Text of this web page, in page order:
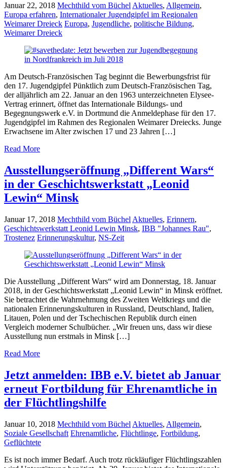
Januar 22, 2018 Mechthild vom Büchel Aktuelles, Allgemein,
Europa erfahren, Internationaler Jugendgipfel im Regionalen
Weimarer Dreieck Europa, Jugendliche, politische Bildung,
Weimarer Dreieck
Am Deutsch-Französischen Tag beginnt die Bewerbungsfrist für
den 17. Jugendgipfel Pünktlich zum Deutsch-Französischen Tag,
der alljährlich am 22. Januar an den 1963 unterzeichneten Elysee-
Vertrag erinnert, öffnet das Internationale Bildungs- und
Begegnungswerk e.V. in Dortmund die Anmeldephase für den 17.
Jugendgipfel im Rahmen des Regionalen Weimarer Dreiecks. Junge
Erwachsene im Alter zwischen 17 und 23 Jahren […]
Read More
Ausstellungseröffnung „Different Wars“
in der Geschichtswerkstatt „Leonid
Lewin“ Minsk
Januar 17, 2018 Mechthild vom Büchel Aktuelles, Erinnern,
Geschichtswerkstatt Leonid Lewin Minsk, IBB "Johannes Rau",
Trostenez Erinnerungskultur, NS-Zeit
Die Ausstellung „Different Wars“ wird am Donnerstag, 18. Januar
2018, in der Geschichtswerkstatt „Leonid Lewin“ in Minsk eröffnet.
Sie betrachtet die Wahrnehmung des Zweiten Weltkriegs und die
nationalen Erinnerungskulturen in Russland, Deutschland, Italien,
Litauen, Polen und der Tschechischen Republik durch einen
Vergleich moderner Schulbücher. „Wir freuen uns, dass wir diese
Ausstellung nun erstmals in Minsk […]
Read More
Jetzt anmelden: IBB e.V. bietet ab Januar
erneut Fortbildung für Ehrenamtliche in
der Flüchtlingshilfe
Januar 10, 2018 Mechthild vom Büchel Aktuelles, Allgemein,
Soziale Gesellschaft Ehrenamtliche, Flüchtlinge, Fortbildung,
Geflüchtete
Es ist noch immer Bedarf. Auch trotz rückläufiger Flüchtlingszahlen